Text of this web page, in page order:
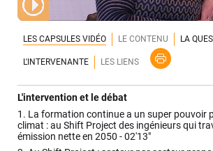
LES CAPSULES VIDÉO LE CONTENU LA
L'INTERVENANTE LES LIENS
L'intervention et le débat
1. La formation continue a un super pouvoir
climat : au Shift Project des ingénieurs qui
émission nette en 2050 -02'13"